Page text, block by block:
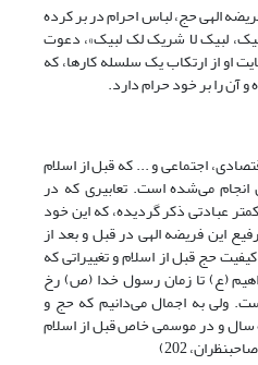
الهی حج، لباس احرام در بر کرده
لبیک لا شریک لک لبیک»، دعوت
او از ارتکاب یک سلسله کارها، که
آن را بر خود حرام دارد.
اجتماعی و ... که قبل از اسلام
می‌شده است. تعابیری که در
عبادتی ذکر گردیده، که این خود
این فریضه الهی در قبل و بعد از
حج قبل از اسلام و تغییراتی که
(ع) تا زمان رسول خدا (ص) رخ
ولی به اجمال می‌دانیم که حج و
سال و در موسمی خاص قبل از اسلام
202)